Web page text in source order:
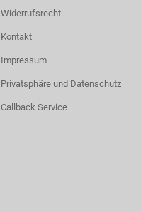
Widerrufsrecht
Kontakt
Impressum
Privatsphäre und Datenschutz
Callback Service